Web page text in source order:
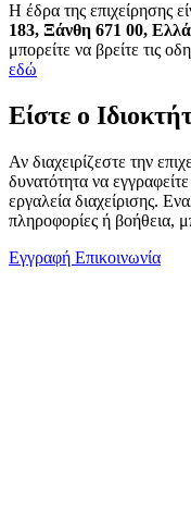
H έδρα της επιχείρησης
183, Ξάνθη 671 00,
μπορείτε να βρείτε τις
εδώ
Είστε ο
Αν διαχειρίζεστε την
δυνατότητα να
εργαλεία διαχείρισης.
πληροφορίες ή βοήθεια,
Εγγραφή Επικοινωνία